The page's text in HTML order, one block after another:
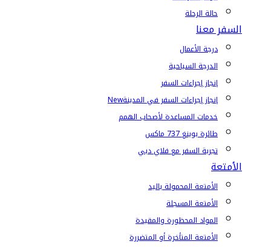
حالة الرحلة
السفر معنا
درجة الأعمال
الدرجة السياحية
إنجاز إجراءات السفر
إنجاز إجراءات السفر في المدينةNew
خدمات المساعدة لأصحاب الهمم
طائرة بوينغ 737 ماكس
تجربة السفر مع فلاي دبي
الأمتعة
الأمتعة المحمولة باليد
الأمتعة المسجلة
المواد المحظورة والمقيدة
الأمتعة المتأخرة أو المتضررة